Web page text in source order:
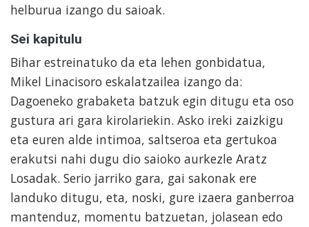
helburua izango du saioak.
Sei kapitulu
Bihar estreinatuko da eta lehen gonbidatua,
Mikel Linacisoro eskalatzailea izango da:
Dagoeneko grabaketa batzuk egin ditugu eta oso
gustura ari gara kirolariekin. Asko ireki zaizkigu
eta euren alde intimoa, saltseroa eta gertukoa
erakutsi nahi dugu dio saioko aurkezle Aratz
Losadak. Serio jarriko gara, gai sakonak ere
landuko ditugu, eta, noski, gure izaera ganberroa
mantenduz, momentu batzuetan, jolasean edo